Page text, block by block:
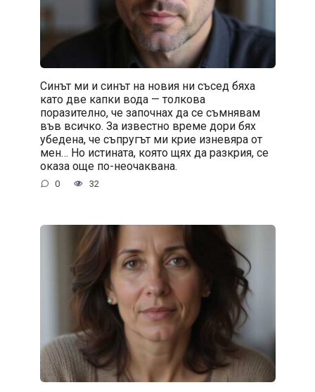
Синът ми и синът на новия ни съсед бяха
като две капки вода — толкова
поразително, че започнах да се съмнявам
във всичко. За известно време дори бях
убедена, че съпругът ми крие изневяра от
мен… Но истината, която щях да разкрия, се
оказа още по-неочаквана.
0 32